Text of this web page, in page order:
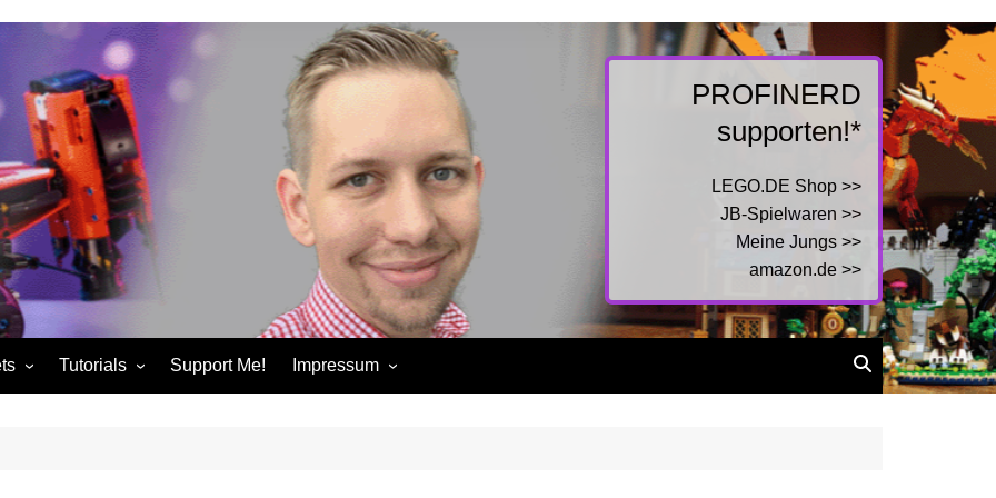
PROFINERD
supporten!*
LEGO.DE Shop >>
JB-Spielwaren >>
Meine Jungs >>
amazon.de >>
Tutorials Support Me! Impressum